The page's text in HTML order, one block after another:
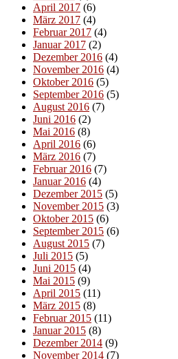
April 2017 (6)
März 2017 (4)
Februar 2017 (4)
Januar 2017 (2)
Dezember 2016 (4)
November 2016 (4)
Oktober 2016 (5)
September 2016 (5)
August 2016 (7)
Juni 2016 (2)
Mai 2016 (8)
April 2016 (6)
März 2016 (7)
Februar 2016 (7)
Januar 2016 (4)
Dezember 2015 (5)
November 2015 (3)
Oktober 2015 (6)
September 2015 (6)
August 2015 (7)
Juli 2015 (5)
Juni 2015 (4)
Mai 2015 (9)
April 2015 (11)
März 2015 (8)
Februar 2015 (11)
Januar 2015 (8)
Dezember 2014 (9)
November 2014 (7)